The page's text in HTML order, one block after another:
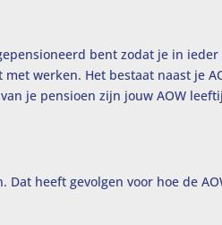
bent zodat je in
werken. Het bestaat naast je
je pensioen zijn jouw AOW
heeft gevolgen voor hoe de